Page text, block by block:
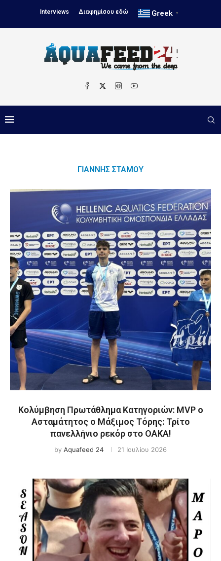
Interviews Διαφημίσου εδώ Greek ▼
ΓΙΆΝΝΗΣ ΣΤΆΜΟΥ
Κολύμβηση Πρωτάθλημα Κατηγοριών: MVP ο
Ασταμάτητος ο Μάξιμος Τόρης: Τρίτο
πανελλήνιο ρεκόρ στο ΟΑΚΑ!
by Aquafeed 24 21 Ιουλίου 2026